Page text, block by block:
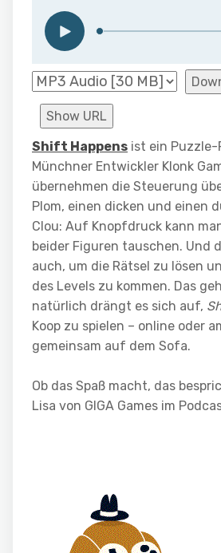
Show URL
Shift Happens ist ein
Münchner Entwickler Klonk
übernehmen die Steuerung
Plom, einen dicken und einen
Clou: Auf Knopfdruck kann
beider Figuren tauschen. Und
auch, um die Rätsel zu lösen
des Levels zu kommen. Das
natürlich drängt es sich auf,
Koop zu spielen – online oder
gemeinsam auf dem Sofa.
Ob das Spaß macht, das
Lisa von GIGA Games im